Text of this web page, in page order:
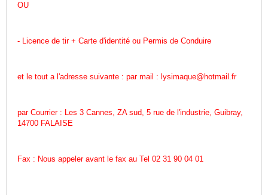
OU
- Licence de tir + Carte d'identité ou Permis de Conduire
et le tout a l'adresse suivante : par mail : lysimaque@hotmail.fr
par Courrier : Les 3 Cannes, ZA sud, 5 rue de l'industrie, Guibray,
14700 FALAISE
Fax : Nous appeler avant le fax au Tel 02 31 90 04 01